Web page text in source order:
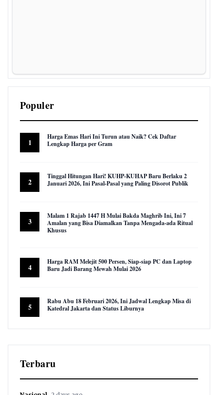
Populer
1
Harga Emas Hari Ini Turun atau Naik? Cek Daftar
Lengkap Harga per Gram
2
Tinggal Hitungan Hari! KUHP-KUHAP Baru Berlaku 2
Januari 2026, Ini Pasal-Pasal yang Paling Disorot Publik
3
Malam 1 Rajab 1447 H Mulai Bakda Maghrib Ini, Ini 7
Amalan yang Bisa Diamalkan Tanpa Mengada-ada Ritual
Khusus
4
Harga RAM Melejit 500 Persen, Siap-siap PC dan Laptop
Baru Jadi Barang Mewah Mulai 2026
5
Rabu Abu 18 Februari 2026, Ini Jadwal Lengkap Misa di
Katedral Jakarta dan Status Liburnya
Terbaru